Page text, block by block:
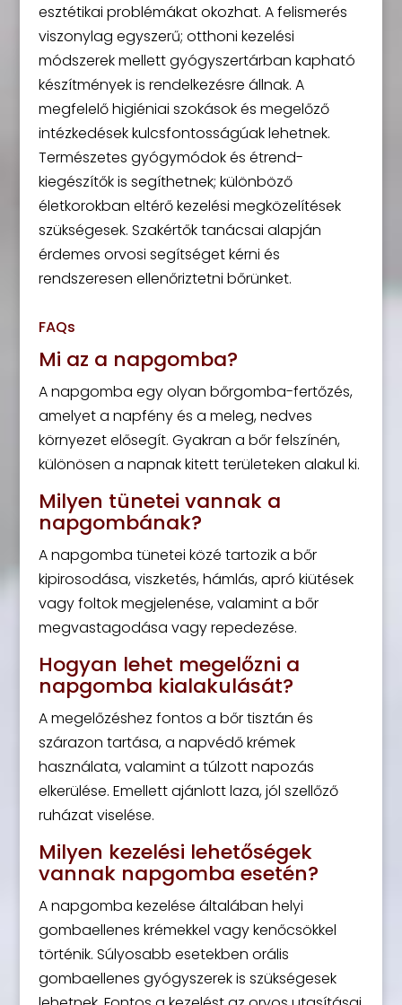
esztétikai problémákat okozhat. A felismerés
viszonylag egyszerű; otthoni kezelési
módszerek mellett gyógyszertárban kapható
készítmények is rendelkezésre állnak. A
megfelelő higiéniai szokások és megelőző
intézkedések kulcsfontosságúak lehetnek.
Természetes gyógymódok és étrend-
kiegészítők is segíthetnek; különböző
életkorokban eltérő kezelési megközelítések
szükségesek. Szakértők tanácsai alapján
érdemes orvosi segítséget kérni és
rendszeresen ellenőriztetni bőrünket.
FAQs
Mi az a napgomba?
A napgomba egy olyan bőrgomba-fertőzés,
amelyet a napfény és a meleg, nedves
környezet elősegít. Gyakran a bőr felszínén,
különösen a napnak kitett területeken alakul ki.
Milyen tünetei vannak a
napgombának?
A napgomba tünetei közé tartozik a bőr
kipirosodása, viszketés, hámlás, apró kiütések
vagy foltok megjelenése, valamint a bőr
megvastagodása vagy repedezése.
Hogyan lehet megelőzni a
napgomba kialakulását?
A megelőzéshez fontos a bőr tisztán és
szárazon tartása, a napvédő krémek
használata, valamint a túlzott napozás
elkerülése. Emellett ajánlott laza, jól szellőző
ruházat viselése.
Milyen kezelési lehetőségek
vannak napgomba esetén?
A napgomba kezelése általában helyi
gombaellenes krémekkel vagy kenőcsökkel
történik. Súlyosabb esetekben orális
gombaellenes gyógyszerek is szükségesek